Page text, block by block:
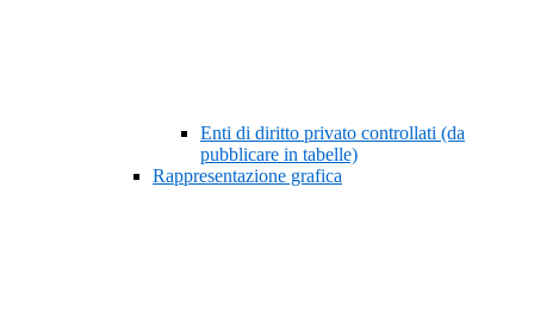
Enti di diritto privato controllati (da
pubblicare in tabelle)
Rappresentazione grafica